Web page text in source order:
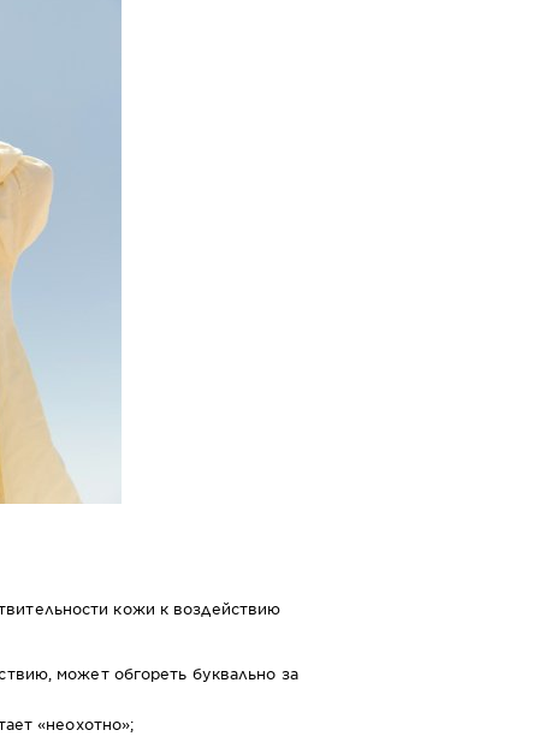
кожи к воздействию
может обгореть буквально за
«неохотно»;